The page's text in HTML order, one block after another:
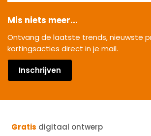
Mis niets meer...
Ontvang de laatste trends, nieuwste
kortingsacties direct in je mail.
Inschrijven
Gratis digitaal ontwerp